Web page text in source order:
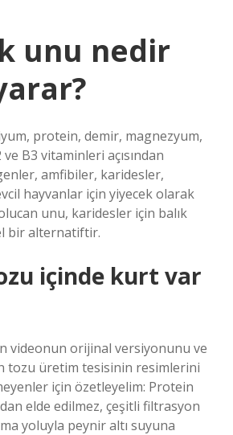
unu nedir
protein, demir, magnezyum,
B3 vitaminleri açısından
amfibiler, karidesler,
hayvanlar için yiyecek olarak
unu, karidesler için balık
bir alternatiftir.
içinde kurt var
videonun orijinal versiyonunu ve
tozu üretim tesisinin resimlerini
için özetleyelim: Protein
elde edilmez, çeşitli filtrasyon
yoluyla peynir altı suyuna